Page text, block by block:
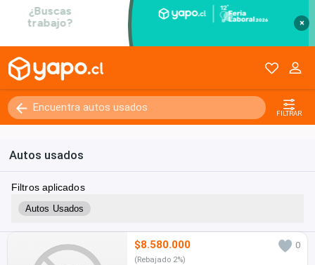
×
FILTRAR
Autos usados
Filtros aplicados
Autos Usados
$8.580.000 0
(Rebajado 2%)